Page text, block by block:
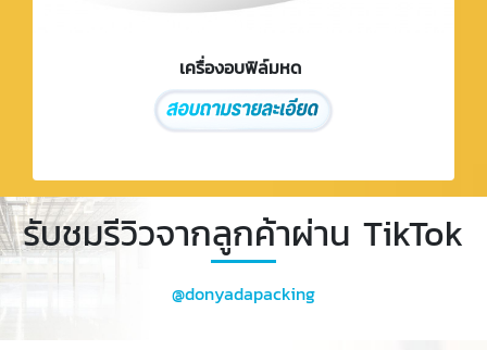
เครื่องอบฟิล์มหด
รับชมรีวิวจากลูกค้าผ่าน TikTok
@donyadapacking